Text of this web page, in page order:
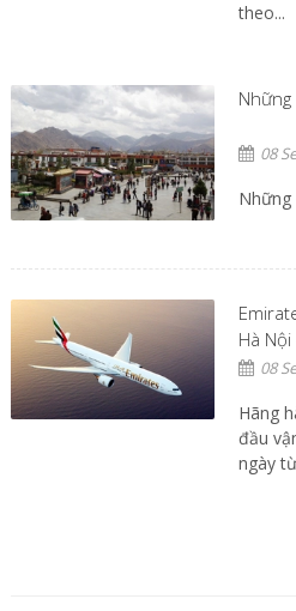
theo...
Những
08
Những
Hà
08
Hãng
đầu
ngày